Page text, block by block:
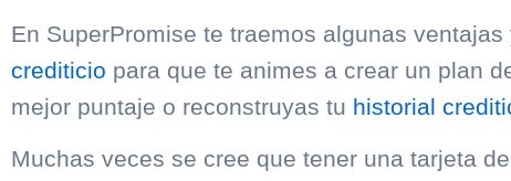
En SuperPromise te traemos algunas
crediticio para que te animes a crear un plan
mejor puntaje o reconstruyas tu historial
Muchas veces se cree que tener una tarjeta